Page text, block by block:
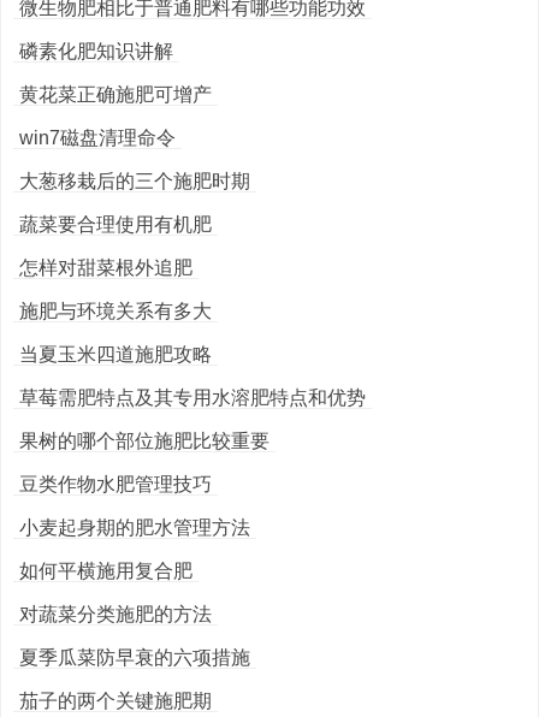
微生物肥相比于普通肥料有哪些功能功效
磷素化肥知识讲解
黄花菜正确施肥可增产
win7磁盘清理命令
大葱移栽后的三个施肥时期
蔬菜要合理使用有机肥
怎样对甜菜根外追肥
施肥与环境关系有多大
当夏玉米四道施肥攻略
草莓需肥特点及其专用水溶肥特点和优势
果树的哪个部位施肥比较重要
豆类作物水肥管理技巧
小麦起身期的肥水管理方法
如何平横施用复合肥
对蔬菜分类施肥的方法
夏季瓜菜防早衰的六项措施
茄子的两个关键施肥期